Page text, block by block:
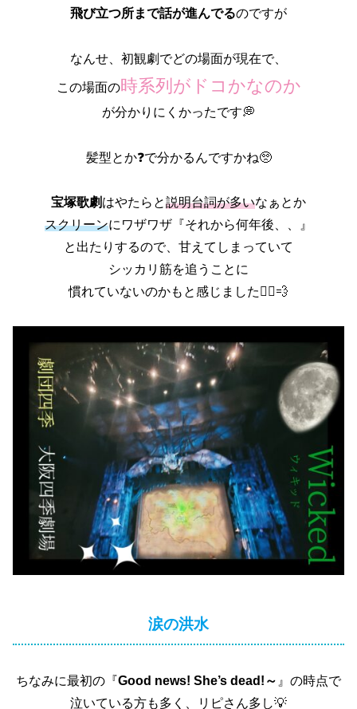
飛び立つ所まで話が進んでるのですが
なんせ、初観劇でどの場面が現在で、
この場面の時系列がドコかなのか
が分かりにくかったです💭
髪型とか❓で分かるんですかね🥺
宝塚歌劇 はやたらと説明台詞が多いなぁとか
スクリーンにワザワザ『それから何年後、、』
と出たりするので、甘えてしまっていて
シッカリ筋を追うことに
慣れていないのかもと感じました🏃‍♀️💨
涙の洪水
ちなみに最初の『Good news! She’s dead!～ 』の時点で
泣いている方も多く、リピさん多し💡